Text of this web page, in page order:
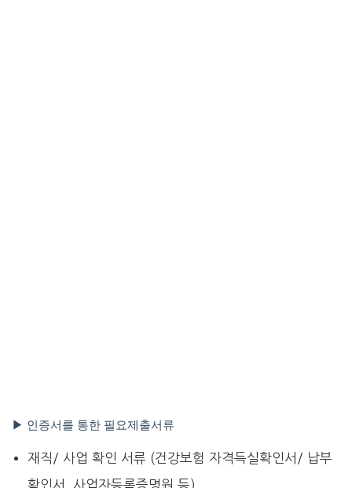
▶ 인증서를 통한 필요제출서류
재직/ 사업 확인 서류 (건강보험 자격득실확인서/ 납부
확인서, 사업자등록증명원 등)